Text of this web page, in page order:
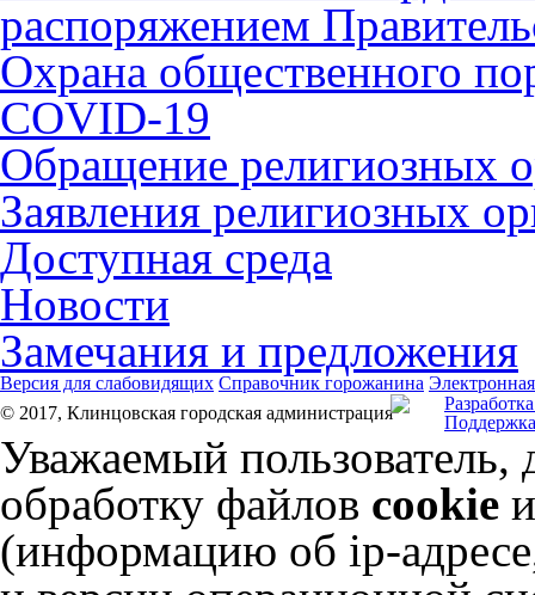
распоряжением
Охрана общественного
COVID-19
Обращение религиозных
Заявления религиозных
Доступная среда
Новости
Замечания и предложения
Версия для слабовидящих Справочник горожанина
© 2017, Клинцовская городская администрация
Уважаемый пользователь,
обработку файлов cookie
(информацию об ip-адресе